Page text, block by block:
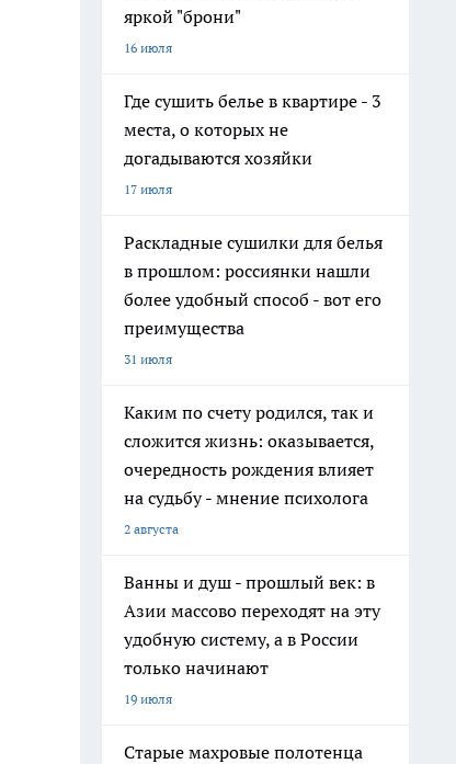
яркой "брони"
16 июля
Где сушить белье в квартире - 3
места, о которых не
догадываются хозяйки
17 июля
Раскладные сушилки для белья
в прошлом: россиянки нашли
более удобный способ - вот его
преимущества
31 июля
Каким по счету родился, так и
сложится жизнь: оказывается,
очередность рождения влияет
на судьбу - мнение психолога
2 августа
Ванны и душ - прошлый век: в
Азии массово переходят на эту
удобную систему, а в России
только начинают
19 июля
Старые махровые полотенца